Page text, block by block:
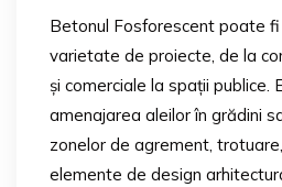
Betonul Fosforescent poate
varietate de proiecte, de la
și comerciale la spații publice.
amenajarea aleilor în grădini
zonelor de agrement,
elemente de design